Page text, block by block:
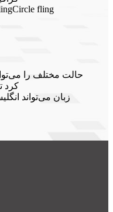
fling
کرد
زبان می‌تواند